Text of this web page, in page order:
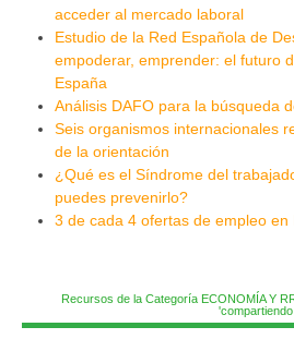
acceder al mercado laboral
Estudio de la Red Española de
empoderar, emprender: el futuro
España
Análisis DAFO para la búsqueda
Seis organismos internacionales
de la orientación
¿Qué es el Síndrome del
puedes prevenirlo?
3 de cada 4 ofertas de empleo en
Recursos de la Categoría ECONOMÍA Y